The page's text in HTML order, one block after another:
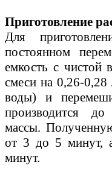
Приготовление
Для
постоянном
емкость с чистой
смеси на 0,26-
воды) и
производится
массы.
от 3 до 5 минут,
минут.